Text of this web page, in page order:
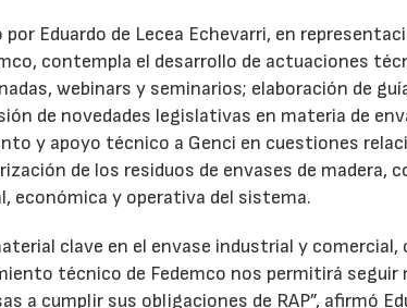
Eduardo de Lecea Echevarri, en
contempla el desarrollo de actuaciones
webinars y seminarios; elaboración de
de novedades legislativas en materia de
y apoyo técnico a Genci en cuestiones
de los residuos de envases de madera,
económica y operativa del sistema.
clave en el envase industrial y
técnico de Fedemco nos permitirá
a cumplir sus obligaciones de RAP”, afirmó